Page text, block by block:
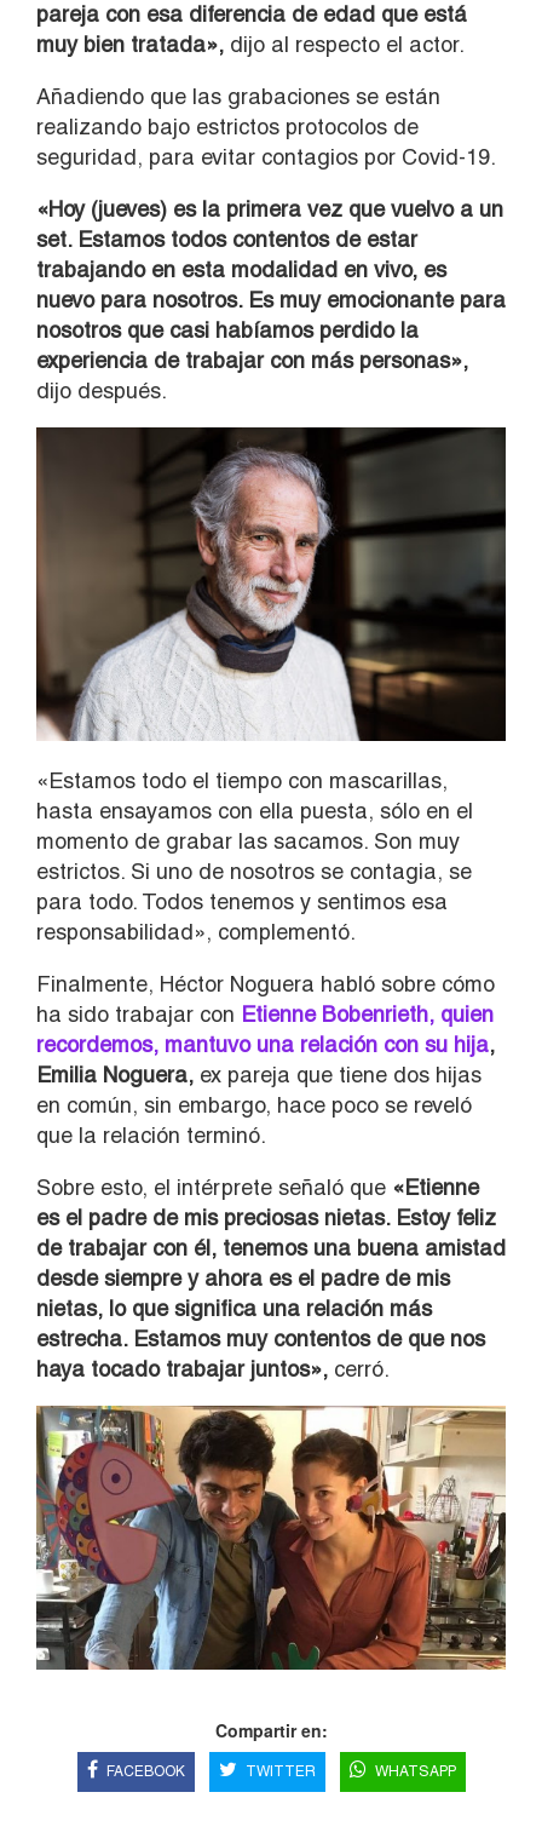
pareja con esa diferencia de edad que está
muy bien tratada», dijo al respecto el actor.
Añadiendo que las grabaciones se están
realizando bajo estrictos protocolos de
seguridad, para evitar contagios por Covid-19.
«Hoy (jueves) es la primera vez que vuelvo a un
set. Estamos todos contentos de estar
trabajando en esta modalidad en vivo, es
nuevo para nosotros. Es muy emocionante para
nosotros que casi habíamos perdido la
experiencia de trabajar con más personas»,
dijo después.
«Estamos todo el tiempo con mascarillas,
hasta ensayamos con ella puesta, sólo en el
momento de grabar las sacamos. Son muy
estrictos. Si uno de nosotros se contagia, se
para todo. Todos tenemos y sentimos esa
responsabilidad», complementó.
Finalmente, Héctor Noguera habló sobre cómo
ha sido trabajar con Etienne Bobenrieth, quien
recordemos, mantuvo una relación con su hija,
Emilia Noguera, ex pareja que tiene dos hijas
en común, sin embargo, hace poco se reveló
que la relación terminó.
Sobre esto, el intérprete señaló que «Etienne
es el padre de mis preciosas nietas. Estoy feliz
de trabajar con él, tenemos una buena amistad
desde siempre y ahora es el padre de mis
nietas, lo que significa una relación más
estrecha. Estamos muy contentos de que nos
haya tocado trabajar juntos», cerró.
Compartir en:
FACEBOOK TWITTER WHATSAPP